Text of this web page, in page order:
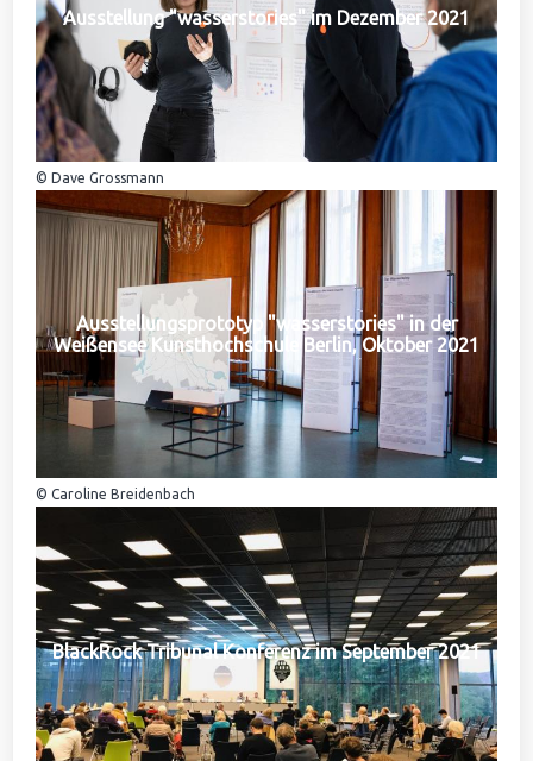
Ausstellung "wasserstories" im Dezember 2021
© Dave Grossmann
Ausstellungsprototyp "wasserstories" in der
Weißensee Kunsthochschule Berlin, Oktober 2021
© Caroline Breidenbach
BlackRock Tribunal Konferenz im September 2021